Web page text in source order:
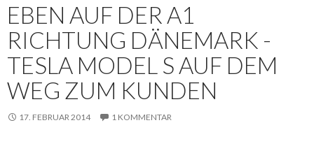
EBEN AUF DER A1
RICHTUNG DÄNEMARK -
TESLA MODEL S AUF DEM
WEG ZUM KUNDEN
17. FEBRUAR 2014 1 KOMMENTAR